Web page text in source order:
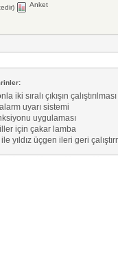
Anket
iki sıralı çıkışın çalıştırılması
uyarı sistemi
uygulaması
için çakar lamba
yıldız üçgen ileri geri